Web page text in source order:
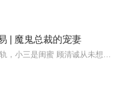
| 魔鬼总裁的宠妻